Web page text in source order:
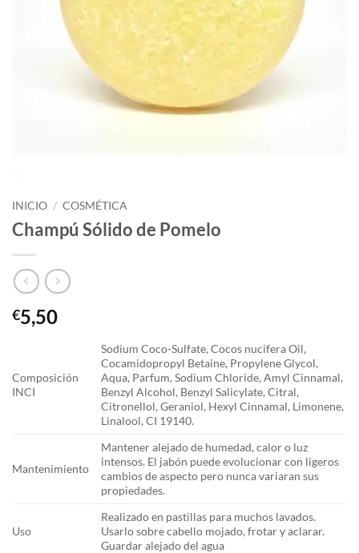
INICIO / COSMÉTICA
Champú Sólido de Pomelo
€5,50
Composición
INCI
Sodium Coco-Sulfate, Cocos nucifera Oil,
Cocamidopropyl Betaine, Propylene Glycol,
Aqua, Parfum, Sodium Chloride, Amyl Cinnamal,
Benzyl Alcohol, Benzyl Salicylate, Citral,
Citronellol, Geraniol, Hexyl Cinnamal, Limonene,
Linalool, CI 19140.
Mantenimiento
Mantener alejado de humedad, calor o luz
intensos. El jabón puede evolucionar con ligeros
cambios de aspecto pero nunca variaran sus
propiedades.
Uso
Realizado en pastillas para muchos lavados.
Usarlo sobre cabello mojado, frotar y aclarar.
Guardar alejado del agua